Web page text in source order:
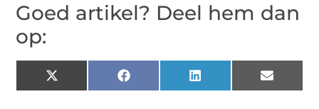
Goed artikel? Deel hem dan
op:
X
(Twitter)
Facebook LinkedIn Email